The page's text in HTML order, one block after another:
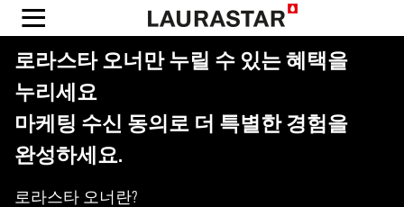
로라스타 오너만 누릴 수 있는 혜택을
누리세요
마케팅 수신 동의로 더 특별한 경험을
완성하세요.
로라스타 오너란?